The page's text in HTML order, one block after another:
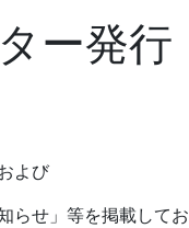
ー発行
よび
らせ」等を掲載してお